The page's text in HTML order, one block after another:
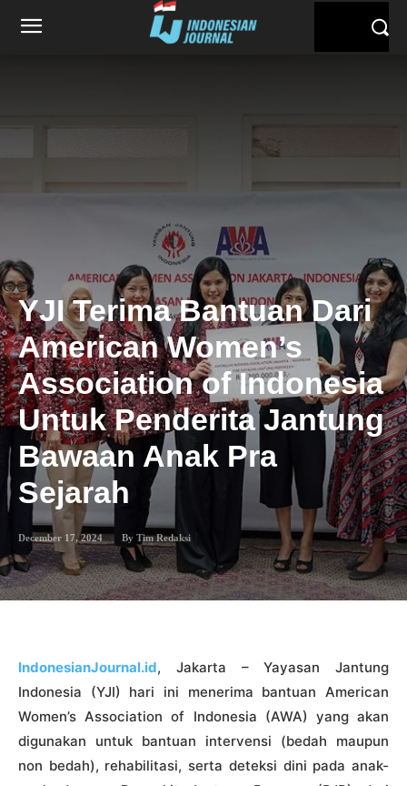
YJI Terima Bantuan Dari
American Women’s
Association of Indonesia
Untuk Penderita Jantung
Bawaan Anak Pra
Sejarah
December 17, 2024 By Tim Redaksi
IndonesianJournal.id, Jakarta – Yayasan Jantung
Indonesia (YJI) hari ini menerima bantuan American
Women’s Association of Indonesia (AWA) yang akan
digunakan untuk bantuan intervensi (bedah maupun
non bedah), rehabilitasi, serta deteksi dini pada anak-